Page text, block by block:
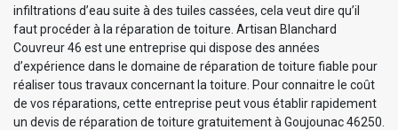
infiltrations d’eau suite à des tuiles cassées, cela veut dire qu’il
faut procéder à la réparation de toiture. Artisan Blanchard
Couvreur 46 est une entreprise qui dispose des années
d’expérience dans le domaine de réparation de toiture fiable pour
réaliser tous travaux concernant la toiture. Pour connaitre le coût
de vos réparations, cette entreprise peut vous établir rapidement
un devis de réparation de toiture gratuitement à Goujounac 46250.